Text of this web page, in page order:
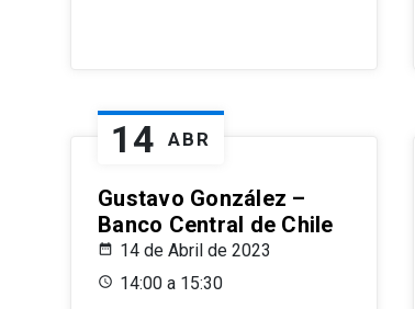
14 ABR
Gustavo González –
Banco Central de Chile
14 de Abril de 2023
14:00 a 15:30